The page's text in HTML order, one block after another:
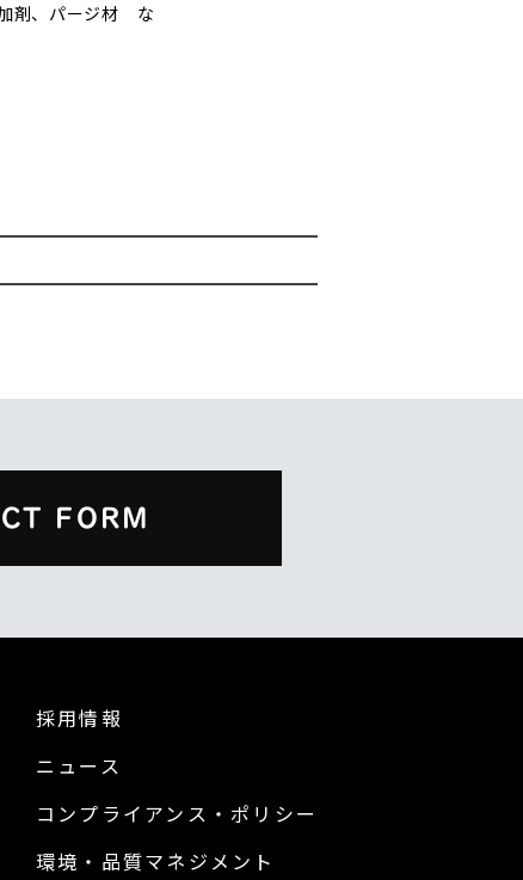
剤、パージ材 な
FORM
採用情報
ニュース
コンプライアンス・ポリシー
環境・品質マネジメント